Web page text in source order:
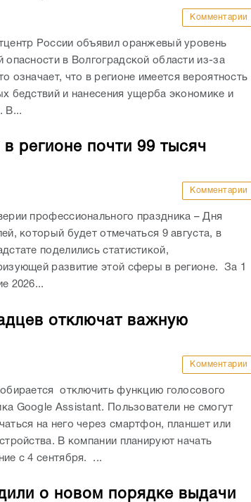
Комментарии
России объявил оранжевый уровень
опасности в Волгоградской области из-за
означает, что в регионе имеется вероятность
бедствий и нанесения ущерба экономике и
В...
в регионе почти 99 тысяч
Комментарии
профессионального праздника – Дня
который будет отмечаться 9 августа, в
поделились статистикой,
развитие этой сферы в регионе. За 1
2026...
отключат важную
Комментарии
отключить функцию голосового
Google Assistant. Пользователи не смогут
на него через смартфон, планшет или
В компании планируют начать
с 4 сентября. ...
о новом порядке выдачи